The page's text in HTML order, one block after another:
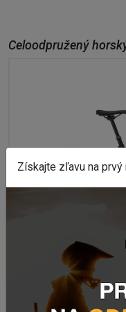
Celoodpružený
Získajte zľavu na prvý